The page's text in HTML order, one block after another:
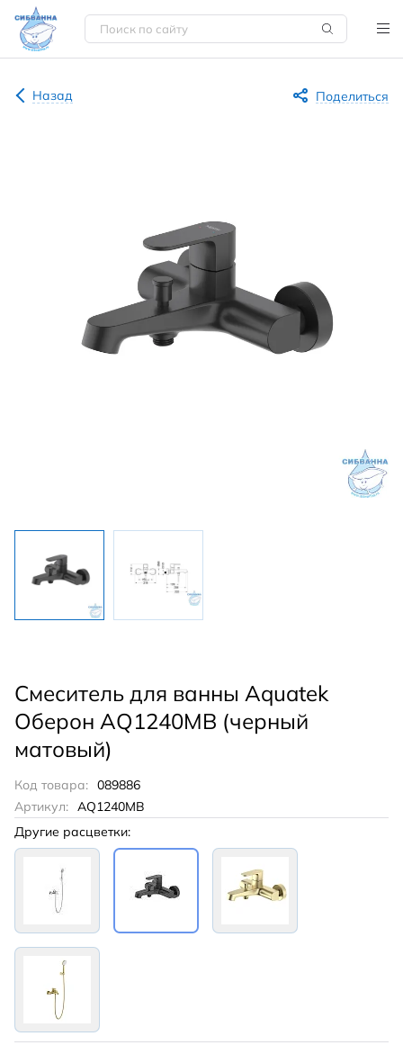
Назад Поделиться
Смеситель для ванны Aquatek
Оберон AQ1240MB (черный
матовый)
Код товара: 089886
Артикул: AQ1240MB
Другие расцветки: